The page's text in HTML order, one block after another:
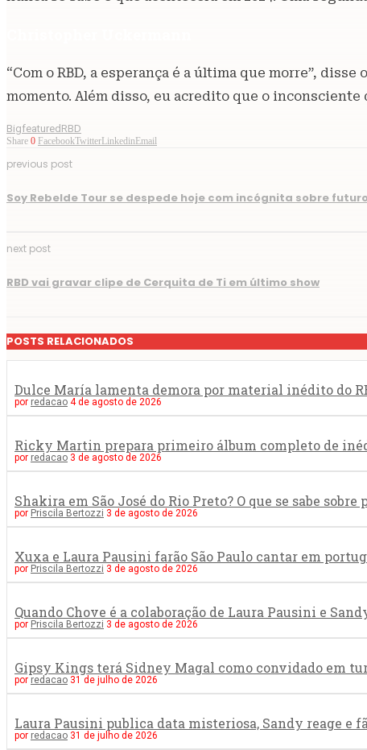
“Com o RBD, a esperança é a última que morre”,
momento. Além disso, eu acredito que o
Bigfeatured RBD
Share 0 FacebookTwitter Linkedin Email
previous post
Soy Rebelde Tour se despede hoje com incógnita sobre futuro
next post
RBD vai gravar clipe de Cerquita de Ti em último show
POSTS RELACIONADOS
Dulce María lamenta demora por material inédito do
por redacao 4 de agosto de 2026
Ricky Martin prepara primeiro álbum completo de
por redacao 3 de agosto de 2026
Shakira em São José do Rio Preto? O que se sabe
por Priscila Bertozzi 3 de agosto de 2026
Xuxa e Laura Pausini farão São Paulo cantar em
por Priscila Bertozzi 3 de agosto de 2026
Quando Chove é a colaboração de Laura Pausini e
por Priscila Bertozzi 3 de agosto de 2026
Gipsy Kings terá Sidney Magal como convidado em
por redacao 31 de julho de 2026
Laura Pausini publica data misteriosa, Sandy reage e
por redacao 31 de julho de 2026